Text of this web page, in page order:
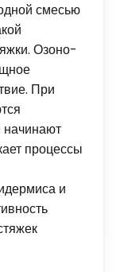
смесью
Озоно-
При
начинают
процессы
и